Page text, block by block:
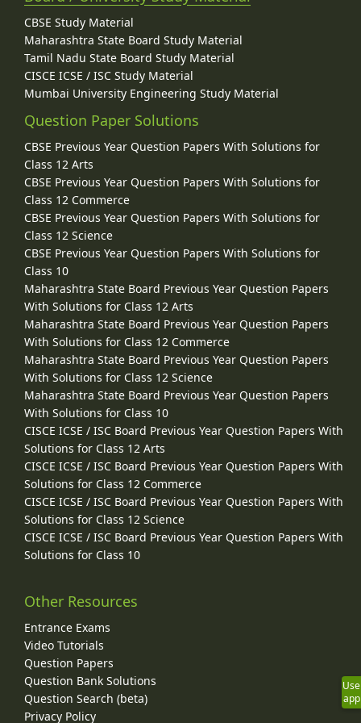
CBSE Study Material
Maharashtra State Board Study Material
Tamil Nadu State Board Study Material
CISCE ICSE / ISC Study Material
Mumbai University Engineering Study Material
Question Paper Solutions
CBSE Previous Year Question Papers With Solutions for
Class 12 Arts
CBSE Previous Year Question Papers With Solutions for
Class 12 Commerce
CBSE Previous Year Question Papers With Solutions for
Class 12 Science
CBSE Previous Year Question Papers With Solutions for
Class 10
Maharashtra State Board Previous Year Question Papers
With Solutions for Class 12 Arts
Maharashtra State Board Previous Year Question Papers
With Solutions for Class 12 Commerce
Maharashtra State Board Previous Year Question Papers
With Solutions for Class 12 Science
Maharashtra State Board Previous Year Question Papers
With Solutions for Class 10
CISCE ICSE / ISC Board Previous Year Question Papers With
Solutions for Class 12 Arts
CISCE ICSE / ISC Board Previous Year Question Papers With
Solutions for Class 12 Commerce
CISCE ICSE / ISC Board Previous Year Question Papers With
Solutions for Class 12 Science
CISCE ICSE / ISC Board Previous Year Question Papers With
Solutions for Class 10
Other Resources
Entrance Exams
Video Tutorials
Question Papers
Question Bank Solutions
Question Search (beta)
Privacy Policy
Use
app